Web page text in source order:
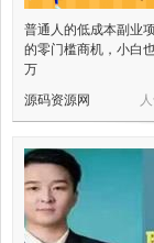
普通人的低成本副业
的零门槛商机，小白
万
源码资源网